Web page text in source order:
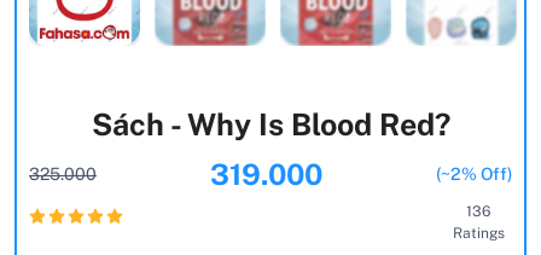
Sách - Why Is Blood Red?
325.000 319.000 (~2% Off)
136
Ratings